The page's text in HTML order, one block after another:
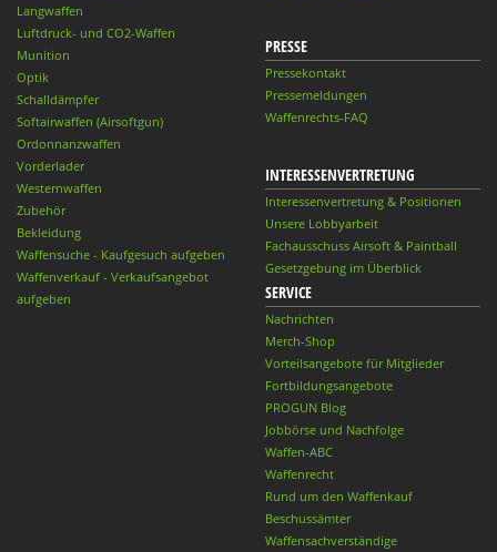
Langwaffen
Luftdruck- und CO2-Waffen
Munition
Optik
Schalldämpfer
Softairwaffen (Airsoftgun)
Ordonnanzwaffen
Vorderlader
Westernwaffen
Zubehör
Bekleidung
Waffensuche - Kaufgesuch aufgeben
Waffenverkauf - Verkaufsangebot
aufgeben
PRESSE
Pressekontakt
Pressemeldungen
Waffenrechts-FAQ
INTERESSENVERTRETUNG
Interessenvertretung & Positionen
Unsere Lobbyarbeit
Fachausschuss Airsoft & Paintball
Gesetzgebung im Überblick
SERVICE
Nachrichten
Merch-Shop
Vorteilsangebote für Mitglieder
Fortbildungsangebote
PROGUN Blog
Jobbörse und Nachfolge
Waffen-ABC
Waffenrecht
Rund um den Waffenkauf
Beschussämter
Waffensachverständige